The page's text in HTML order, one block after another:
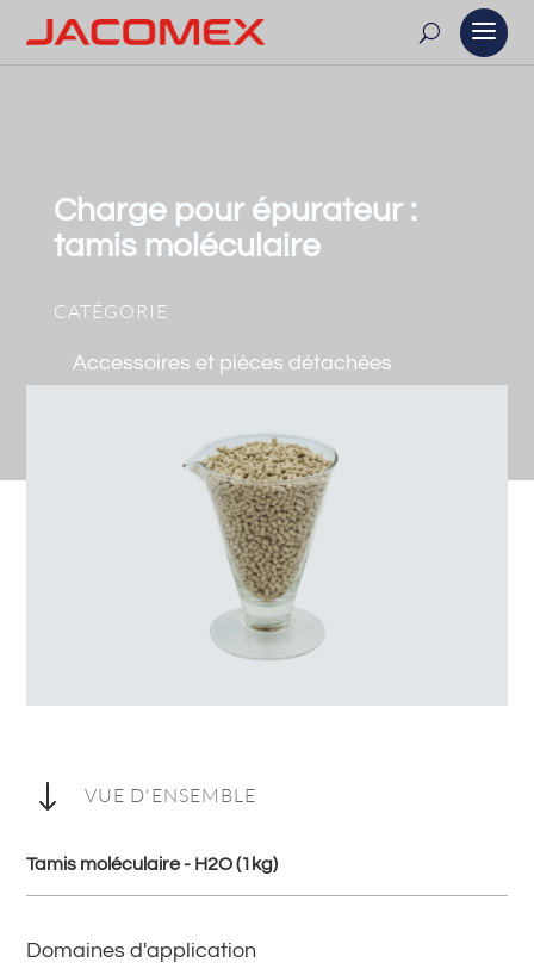
Charge pour épurateur :
tamis moléculaire
CATÉGORIE
Accessoires et pièces détachées
" VUE D'ENSEMBLE
Tamis moléculaire - H2O (1kg)
Domaines d'application